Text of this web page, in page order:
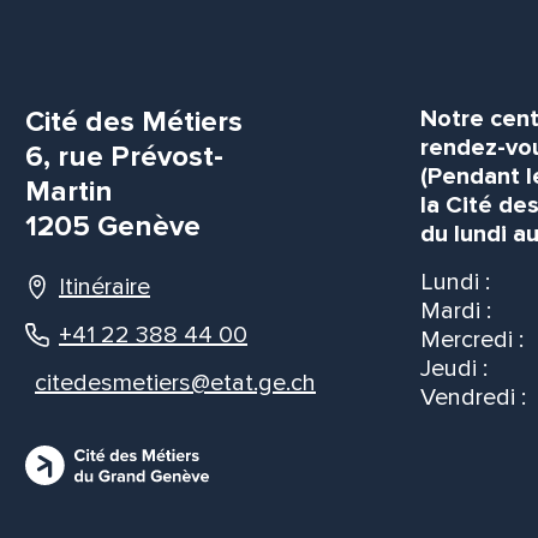
Cité des Métiers
6, rue Prévost-
Martin
1205 Genève
Itinéraire
+41 22 388 44 00
citedesmetiers@etat.ge.ch
Notre
rendez-
(Pendant
la Cité
du lundi
Lundi :
Mardi :
Mercredi :
Jeudi :
Vendredi :